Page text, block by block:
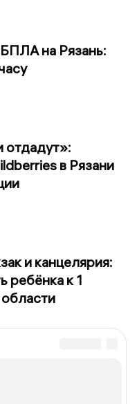
на Рязань:
в Рязани
и канцелярия:
ребёнка к 1